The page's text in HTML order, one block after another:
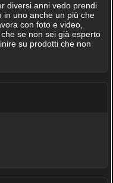
diversi anni vedo prendi
in uno anche un più che
con foto e video,
se non sei già esperto
su prodotti che non